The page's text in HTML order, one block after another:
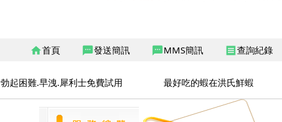
home首頁 sms發送簡訊 smsMMS簡訊 receipt 查詢紀錄
勃起困難.早洩.犀利士免費試用 最好吃的蝦在洪氏鮮蝦